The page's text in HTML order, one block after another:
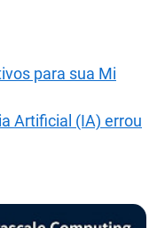
para sua Mi
Artificial (IA) errou